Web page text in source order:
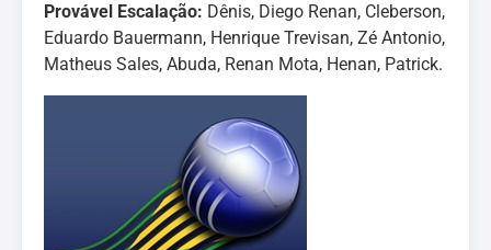
Provável Escalação: Dênis, Diego Renan, Cleberson,
Eduardo Bauermann, Henrique Trevisan, Zé Antonio,
Matheus Sales, Abuda, Renan Mota, Henan, Patrick.